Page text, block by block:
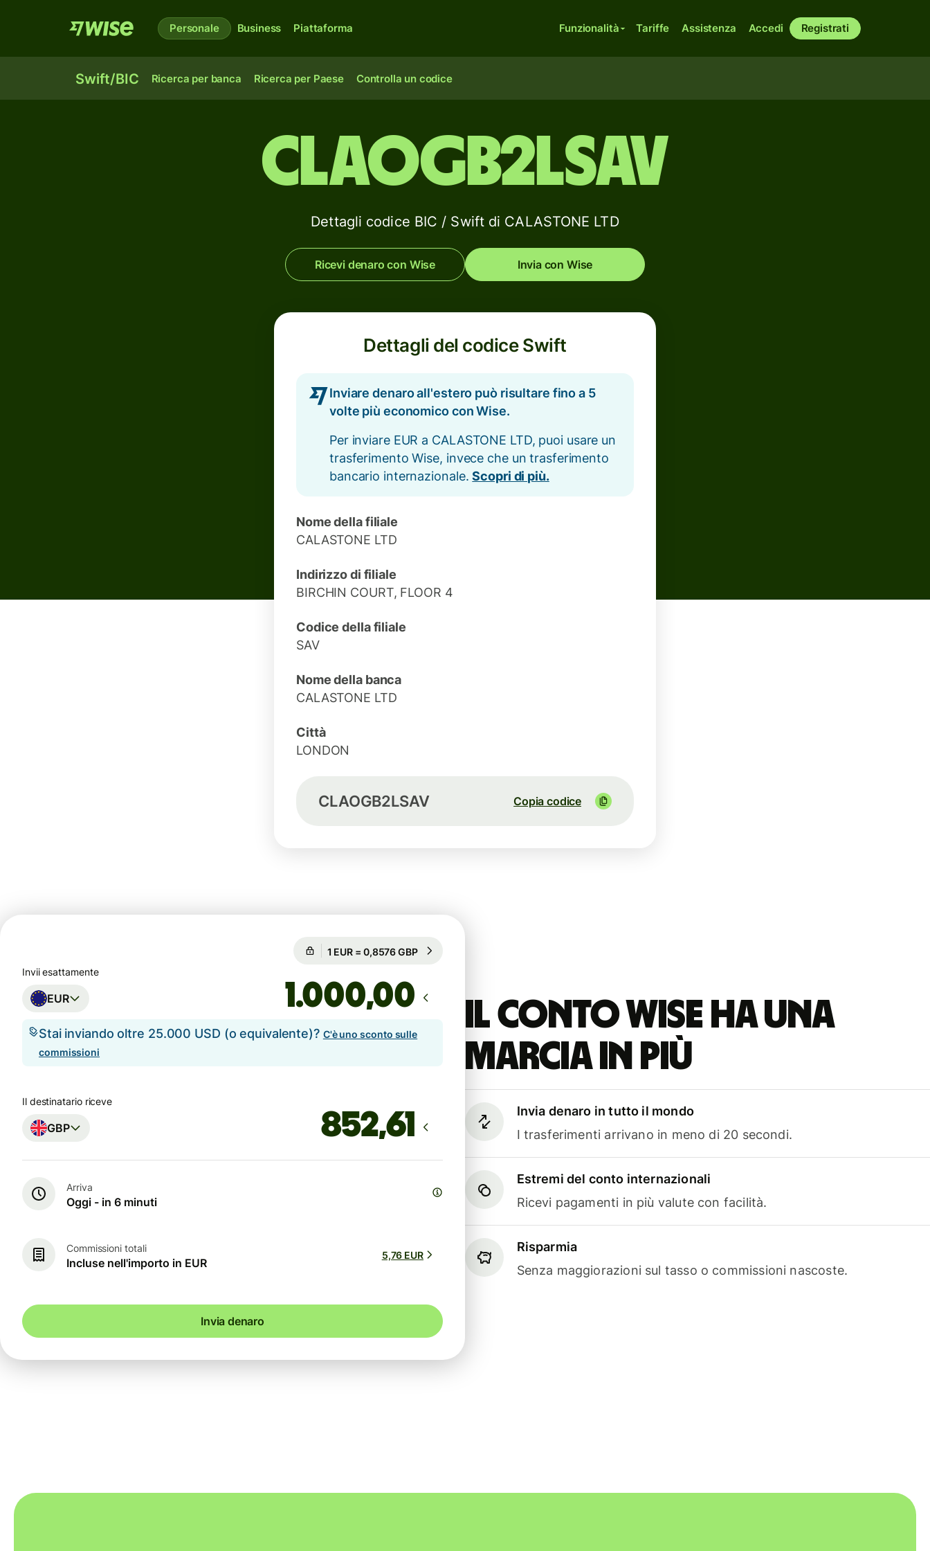
Personale Business Piattaforma Funzionalità Tariffe Assistenza Accedi Registrati
Swift/BIC Ricerca per banca Ricerca per Paese Controlla un codice
CLAOGB2LSAV
Dettagli codice BIC / Swift di CALASTONE LTD
Ricevi denaro con Wise Invia con Wise
Dettagli del codice Swift
Inviare denaro all'estero può risultare fino a 5
volte più economico con Wise.
Per inviare EUR a CALASTONE LTD, puoi usare un
trasferimento Wise, invece che un trasferimento
bancario internazionale.Scopri di più.
Nome della filiale
CALASTONE LTD
Indirizzo di filiale
BIRCHIN COURT, FLOOR 4
Codice della filiale
SAV
Nome della banca
CALASTONE LTD
Città
LONDON
CLAOGB2LSAV Copia codice
Il conto Wise ha una
marcia in più
Invia denaro in tutto il mondo
I trasferimenti arrivano in meno di 20 secondi.
Estremi del conto internazionali
Ricevi pagamenti in più valute con facilità.
Risparmia
Senza maggiorazioni sul tasso o commissioni nascoste.
Garantito per 99h
Invii esattamente
EUR ,00
Stai inviando oltre 25.000 USD (o equivalente)? C'è uno sconto sulle
commissioni
Il destinatario riceve
GBP
Arriva
Oggi - in 6 minuti
Commissioni totali
Incluse nell'importo in EUR
5,76 EUR
Invia denaro